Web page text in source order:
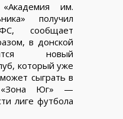
им.
получил
сообщает
в донской
новый
который уже
сыграть в
«Зона Юг» —
лиге футбола